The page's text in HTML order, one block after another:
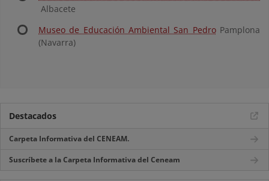
Albacete
Museo de Educación Ambiental San PedroPamplona
(Navarra)
Destacados
Carpeta Informativa del CENEAM.
Suscríbete a la Carpeta Informativa del Ceneam